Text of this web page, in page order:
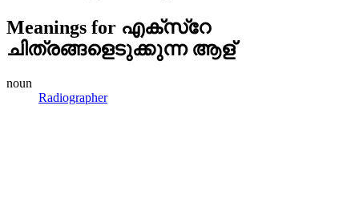
Meanings for എക്‌സ്‌റേ
ചിത്രങ്ങളെടുക്കുന്ന ആള്
noun
Radiographer